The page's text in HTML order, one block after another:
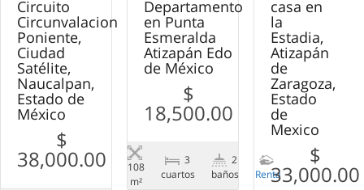
Circuito
Circunvalacion
Poniente,
Ciudad
Satélite,
Naucalpan,
Estado de
México
$
38,000.00
Departamento
en Punta
Esmeralda
Atizapán Edo
de México
$
18,500.00
108
m²
3
сuartos
2
baños
Renta
casa en
la
Estadia,
Atizapán
de
Zaragoza,
Estado
de
Mexico
$
33,000.00